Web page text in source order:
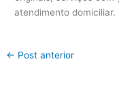
atendimento domiciliar.
← Post anterior